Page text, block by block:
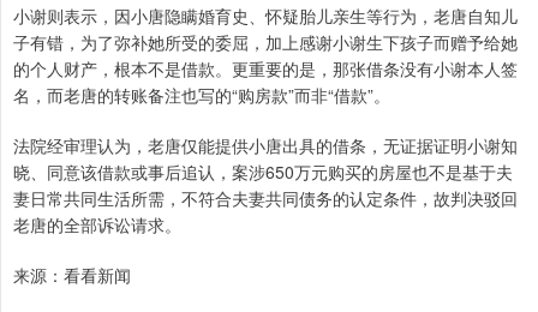
小谢则表示，因小唐隐瞒婚育史、怀疑胎儿亲生等行为，老唐自知儿
子有错，为了弥补她所受的委屈，加上感谢小谢生下孩子而赠予给她
的个人财产，根本不是借款。更重要的是，那张借条没有小谢本人签
名，而老唐的转账备注也写的“购房款”而非“借款”。
法院经审理认为，老唐仅能提供小唐出具的借条，无证据证明小谢知
晓、同意该借款或事后追认，案涉650万元购买的房屋也不是基于夫
妻日常共同生活所需，不符合夫妻共同债务的认定条件，故判决驳回
老唐的全部诉讼请求。
来源：看看新闻